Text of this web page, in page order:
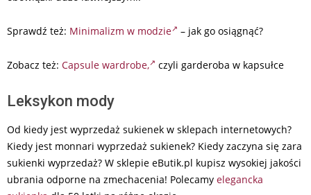
Sprawdź też: Minimalizm w modzie – jak go osiągnąć?
Zobacz też: Capsule wardrobe, czyli garderoba w kapsułce
Leksykon mody
Od kiedy jest wyprzedaż sukienek w sklepach internetowych?
Kiedy jest monnari wyprzedaż sukienek? Kiedy zaczyna się zara
sukienki wyprzedaż? W sklepie eButik.pl kupisz wysokiej jakości
ubrania odporne na zmechacenia! Polecamy elegancka